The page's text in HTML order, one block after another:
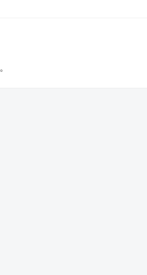
。